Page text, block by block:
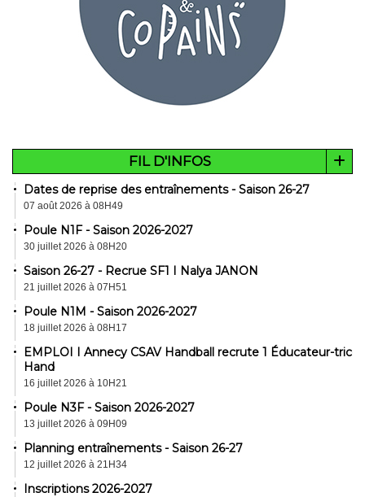
FIL D'INFOS
Dates de reprise des entraînements - Saison 26-27
07 août 2026 à 08H49
Poule N1F - Saison 2026-2027
30 juillet 2026 à 08H20
Saison 26-27 - Recrue SF1 I Nalya JANON
21 juillet 2026 à 07H51
Poule N1M - Saison 2026-2027
18 juillet 2026 à 08H17
EMPLOI I Annecy CSAV Handball recrute 1 Éducateur-trice
Hand
16 juillet 2026 à 10H21
Poule N3F - Saison 2026-2027
13 juillet 2026 à 09H09
Planning entraînements - Saison 26-27
12 juillet 2026 à 21H34
Inscriptions 2026-2027